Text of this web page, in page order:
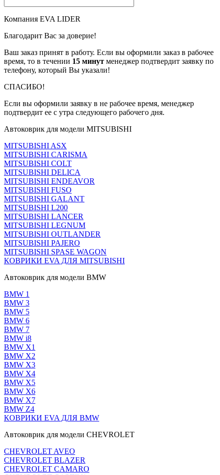
Компания EVA LIDER
Благодарит Вас за доверие!
Ваш заказ принят в работу. Если вы оформили заказ в рабочее
время, то в течении 15 минут менеджер подтвердит заявку по
телефону, который Вы указали!
СПАСИБО!
Если вы оформили заявку в не рабочее время, менеджер
подтвердит ее с утра следующего рабочего дня.
Автоковрик для модели MITSUBISHI
MITSUBISHI ASX
MITSUBISHI CARISMA
MITSUBISHI COLT
MITSUBISHI DELICA
MITSUBISHI ENDEAVOR
MITSUBISHI FUSO
MITSUBISHI GALANT
MITSUBISHI L200
MITSUBISHI LANCER
MITSUBISHI LEGNUM
MITSUBISHI OUTLANDER
MITSUBISHI PAJERO
MITSUBISHI SPASE WAGON
КОВРИКИ EVA ДЛЯ MITSUBISHI
Автоковрик для модели BMW
BMW 1
BMW 3
BMW 5
BMW 6
BMW 7
BMW i8
BMW X1
BMW X2
BMW X3
BMW X4
BMW X5
BMW X6
BMW X7
BMW Z4
КОВРИКИ EVA ДЛЯ BMW
Автоковрик для модели CHEVROLET
CHEVROLET AVEO
CHEVROLET BLAZER
CHEVROLET CAMARO